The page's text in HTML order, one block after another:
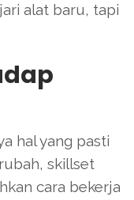
alat baru, tapi
hal yang pasti
skillset
cara bekerja